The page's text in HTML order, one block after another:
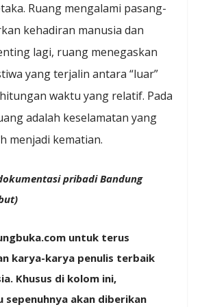
Ruang mengalami pasang-
kehadiran manusia dan
lagi, ruang menegaskan
yang terjalin antara “luar”
hitungan waktu yang relatif. Pada
adalah keselamatan yang
menjadi kematian.
pribadi Bandung
untuk terus
karya-karya penulis terbaik
Khusus di kolom ini,
sepenuhnya akan diberikan